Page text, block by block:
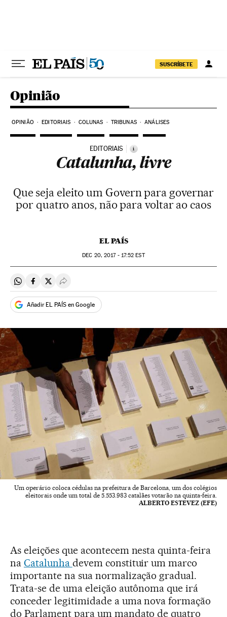
SUSCRÍBETE
Opinião
OPINIÃO EDITORIAIS COLUNAS TRIBUNAS ANÁLISES
EDITORIAIS i
Catalunha, livre
Que seja eleito um Govern para governar
por quatro anos, não para voltar ao caos
EL PAÍS
DEC 20, 2017 - 17:52 EST
Compartir en Whatsapp
Compartir en Facebook
Compartir en Twitter
Desplegar Redes Sociales
Añadir EL PAÍS en Google
Um operário coloca cédulas na prefeitura de Barcelona, um dos colégios
eleitorais onde um total de 5.553.983 catalães votarão na quinta-feira.
ALBERTO ESTEVEZ (EFE)
As eleições que acontecem nesta quinta-feira
na Catalunha devem constituir um marco
importante na sua normalização gradual.
Trata-se de uma eleição autônoma que irá
conceder legitimidade a uma nova formação
do Parlament para um mandato de quatro